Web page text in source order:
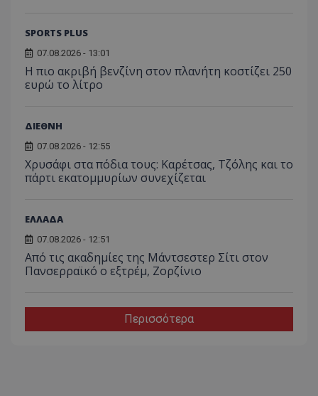
SPORTS PLUS
07.08.2026 - 13:01
Η πιο ακριβή βενζίνη στον πλανήτη κοστίζει 250
ευρώ το λίτρο
ΔΙΕΘΝΗ
07.08.2026 - 12:55
Χρυσάφι στα πόδια τους: Καρέτσας, Τζόλης και το
πάρτι εκατομμυρίων συνεχίζεται
ΕΛΛΑΔΑ
07.08.2026 - 12:51
Από τις ακαδημίες της Μάντσεστερ Σίτι στον
Πανσερραϊκό ο εξτρέμ, Ζορζίνιο
Περισσότερα